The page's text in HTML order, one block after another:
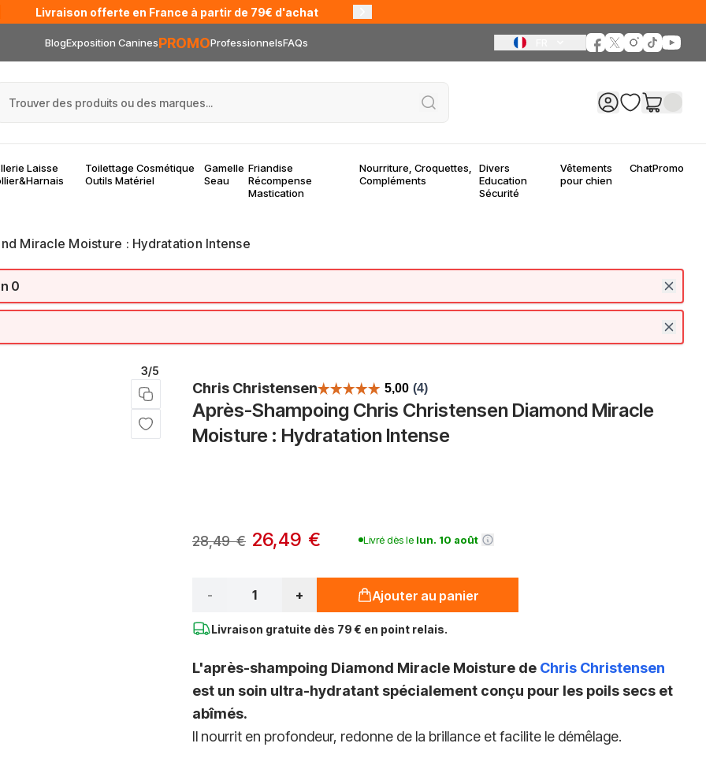
Livraison offerte en France à partir de 79€ d'achat
BlogExposition CaninesPROMOProfessionnelsFAQs
Laisse
Toilettage Cosmétique
Outils Matériel
Gamelle
Seau
Friandise
Récompense
Mastication
Nourriture, Croquettes,
Compléments
Divers
Education
Sécurité
Vêtements
pour chien
ChatPromo
Miracle Moisture : Hydratation Intense
0
Après-Shampoing Chris Christensen Diamond Miracle
Moisture : Hydratation Intense
Chris Christensen
3/5
28,49 € À partir de:
26,49 € Livré dès le lun. 10 août
- + Ajouter au panier
Livraison gratuite dès 79 € en point relais.
L'après-shampoing Diamond Miracle Moisture de Chris Christensen
est un soin ultra-hydratant spécialement conçu pour les poils secs et
abîmés.
Il nourrit en profondeur, redonne de la brillance et facilite le démêlage.